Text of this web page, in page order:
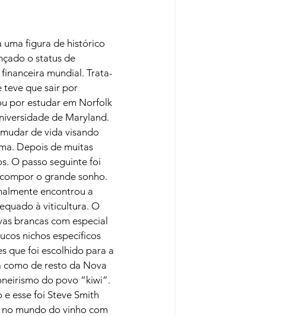
uma figura de histórico
o status de
mundial. Trata-
teve que sair por
por estudar em Norfolk
de Maryland.
de vida visando
Depois de muitas
O passo seguinte foi
o grande sonho.
encontrou a
à viticultura. O
brancas com especial
nichos específicos
que foi escolhido para a
como de resto da Nova
do povo “kiwi”.
esse foi Steve Smith
mundo do vinho com